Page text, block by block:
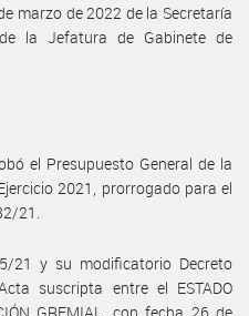
marzo de 2022 de la Secretaría
la Jefatura de Gabinete de
el Presupuesto General de la
2021, prorrogado para el
21.
21 y su modificatorio Decreto
suscripta entre el ESTADO
GREMIAL, con fecha 26 de